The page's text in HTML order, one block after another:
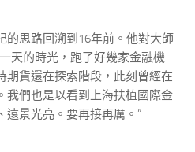
思路回溯到16年前。他對大師
天的時光，跑了好幾家金融機
期貨還在探索階段，此刻曾經在
我們也是以看到上海扶植國際金
遠景光亮。要再接再厲。”